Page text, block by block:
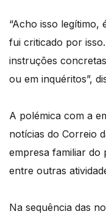
“Acho isso legítimo,
fui criticado por
instruções
ou em inquéritos”,
A polémica com a
notícias do Correio
empresa familiar do
entre outras
Na sequência das